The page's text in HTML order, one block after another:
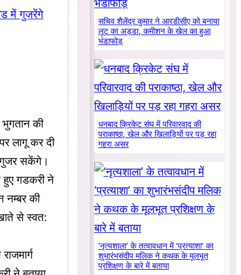
भुगतान की
लागू कर दी
गुजर सकेंगे।
हुए गडकरी ने
नम्बर की
से स्वत:
सचिव शैलेंद्र कुमार ने आरडीसीए को बनाया
लूट का अड्डा, कमीशन के खेल का हुआ
भंडाफोड़
धनबाद क्रिकेट संघ में परिवारवाद की
पराकाष्ठा, खेल और खिलाड़ियों पर पड़ रहा
गहरा असर
‘नृत्यशाला’ के तत्वावधान में ‘प्रत्याशा’ का
शुभारंभसंदीप मलिक ने कथक के मूलभूत
प्रशिक्षण के बारे में बताया